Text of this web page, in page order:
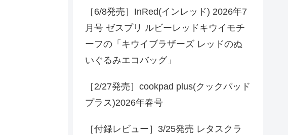
［6/8発売］InRed(インレッド) 2026年7
月号 ゼスプリ ルビーレッドキウイモチ
ーフの「キウイブラザーズ レッドのぬ
いぐるみエコバッグ」
［2/27発売］cookpad plus(クックパッド
プラス)2026年春号
［付録レビュー］3/25発売 レタスクラ